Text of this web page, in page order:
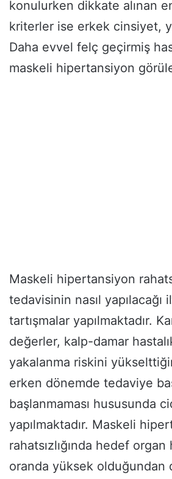
konulurken dikkate alınan
kriterler ise erkek cinsiyet,
Daha evvel felç geçirmiş
maskeli hipertansiyon
Maskeli hipertansiyon
tedavisinin nasıl yapılacağı
tartışmalar yapılmaktadır.
değerler, kalp-damar
yakalanma riskini
erken dönemde tedaviye
başlanmaması hususunda
yapılmaktadır. Maskeli
rahatsızlığında hedef
oranda yüksek olduğundan